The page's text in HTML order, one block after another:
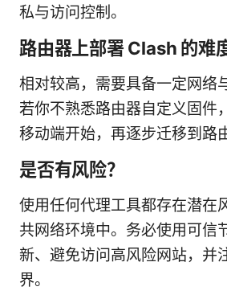
私与访问控制。
路由器上部署 Clash 的难
相对较高，需要具备一定网络
若你不熟悉路由器自定义固件
移动端开始，再逐步迁移到路
是否有风险？
使用任何代理工具都存在潜在
共网络环境中。务必使用可信
新、避免访问高风险网站，并
界。